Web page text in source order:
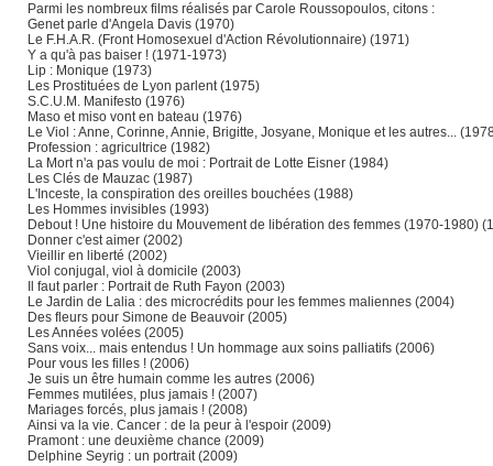
Parmi les nombreux films réalisés par Carole Roussopoulos, citons :
Genet parle d'Angela Davis (1970)
Le F.H.A.R. (Front Homosexuel d'Action Révolutionnaire) (1971)
Y a qu'à pas baiser ! (1971-1973)
Lip : Monique (1973)
Les Prostituées de Lyon parlent (1975)
S.C.U.M. Manifesto (1976)
Maso et miso vont en bateau (1976)
Le Viol : Anne, Corinne, Annie, Brigitte, Josyane, Monique et les autres...
Profession : agricultrice (1982)
La Mort n'a pas voulu de moi : Portrait de Lotte Eisner (1984)
Les Clés de Mauzac (1987)
L'Inceste, la conspiration des oreilles bouchées (1988)
Les Hommes invisibles (1993)
Debout ! Une histoire du Mouvement de libération des femmes (1970-1980)
Donner c'est aimer (2002)
Vieillir en liberté (2002)
Viol conjugal, viol à domicile (2003)
Il faut parler : Portrait de Ruth Fayon (2003)
Le Jardin de Lalia : des microcrédits pour les femmes maliennes (2004)
Des fleurs pour Simone de Beauvoir (2005)
Les Années volées (2005)
Sans voix... mais entendus ! Un hommage aux soins palliatifs (2006)
Pour vous les filles ! (2006)
Je suis un être humain comme les autres (2006)
Femmes mutilées, plus jamais ! (2007)
Mariages forcés, plus jamais ! (2008)
Ainsi va la vie. Cancer : de la peur à l'espoir (2009)
Pramont : une deuxième chance (2009)
Delphine Seyrig : un portrait (2009)